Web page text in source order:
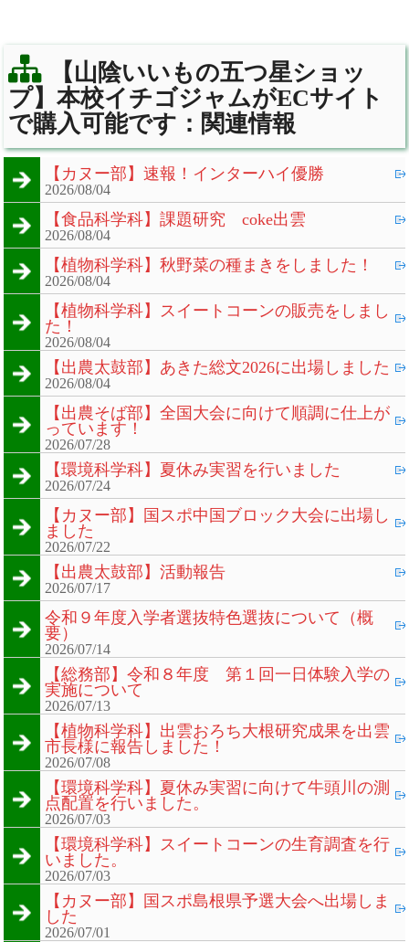
【山陰いいもの五つ星ショッ
プ】本校イチゴジャムがECサイト
で購入可能です：関連情報
【カヌー部】速報！インターハイ優勝
2026/08/04
【食品科学科】課題研究 coke出雲
2026/08/04
【植物科学科】秋野菜の種まきをしました！
2026/08/04
【植物科学科】スイートコーンの販売をしまし
た！
2026/08/04
【出農太鼓部】あきた総文2026に出場しました
2026/08/04
【出農そば部】全国大会に向けて順調に仕上が
っています！
2026/07/28
【環境科学科】夏休み実習を行いました
2026/07/24
【カヌー部】国スポ中国ブロック大会に出場し
ました
2026/07/22
【出農太鼓部】活動報告
2026/07/17
令和９年度入学者選抜特色選抜について（概
要）
2026/07/14
【総務部】令和８年度 第１回一日体験入学の
実施について
2026/07/13
【植物科学科】出雲おろち大根研究成果を出雲
市長様に報告しました！
2026/07/08
【環境科学科】夏休み実習に向けて牛頭川の測
点配置を行いました。
2026/07/03
【環境科学科】スイートコーンの生育調査を行
いました。
2026/07/03
【カヌー部】国スポ島根県予選大会へ出場しま
した
2026/07/01